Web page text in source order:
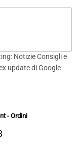
Notizie Consigli e
update di Google
- Ordini